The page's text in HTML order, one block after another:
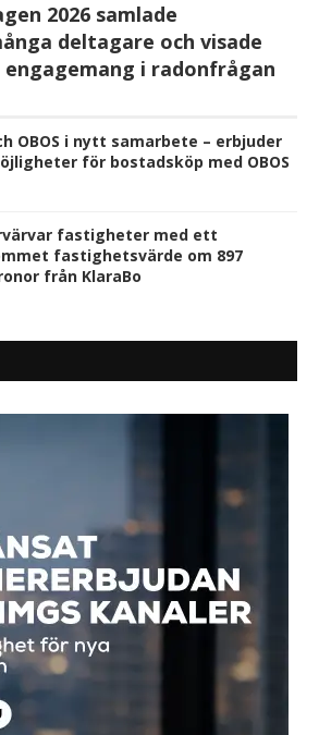
2026 samlade
deltagare och visade
engagemang i radonfrågan
OBOS i nytt samarbete – erbjuder
för bostadsköp med OBOS
fastigheter med ett
fastighetsvärde om 897
från KlaraBo